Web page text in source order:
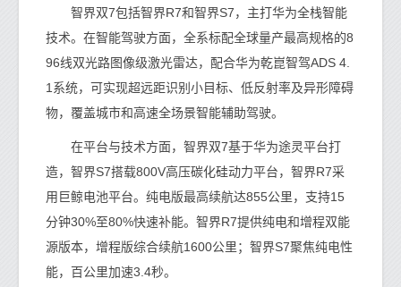
智界双7包括智界R7和智界S7，主打华为全栈智能
技术。在智能驾驶方面，全系标配全球量产最高规格的8
96线双光路图像级激光雷达，配合华为乾崑智驾ADS 4.
1系统，可实现超远距识别小目标、低反射率及异形障碍
物，覆盖城市和高速全场景智能辅助驾驶。
在平台与技术方面，智界双7基于华为途灵平台打
造，智界S7搭载800V高压碳化硅动力平台，智界R7采
用巨鲸电池平台。纯电版最高续航达855公里，支持15
分钟30%至80%快速补能。智界R7提供纯电和增程双能
源版本，增程版综合续航1600公里；智界S7聚焦纯电性
能，百公里加速3.4秒。